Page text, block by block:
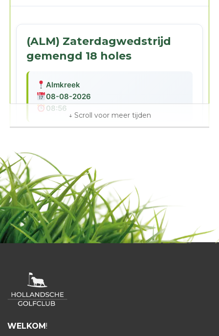
(ALM) Zaterdagwedstrijd
gemengd 18 holes
Almkreek
08-08-2026
08:56
Clubactiviteiten
Boeken
probeer golfdag
10:00
Gratis
WELKOM !